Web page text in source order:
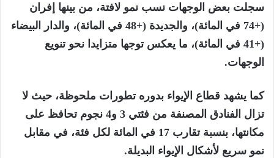
سجلت بعض الوجهات نسب نمو لافتة، من بينها إفران
(+74 في المائة)، والجديدة (+48 في المائة)، والدار البيضاء
(+41 في المائة)، ما يعكس توجها متزايدا نحو تنويع
الوجهات.
كما يشهد قطاع الإيواء بدوره تطورات ملحوظة، حيث لا
تزال الفنادق المصنفة من فئتي 3 و4 نجوم تحافظ على
مكانتها، بنسبة تقارب 17 في المائة لكل فئة، في مقابل
نمو سريع لأشكال الإيواء البديلة.